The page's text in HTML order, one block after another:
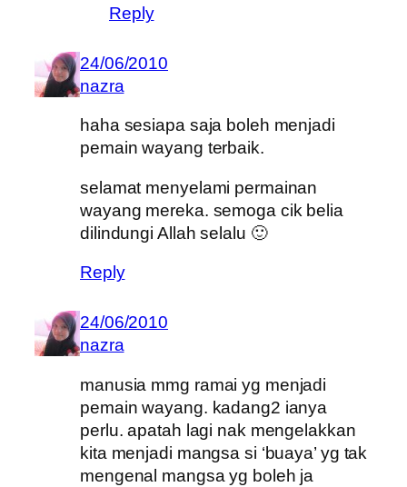
Reply
24/06/2010
nazra
haha sesiapa saja boleh menjadi
pemain wayang terbaik.
selamat menyelami permainan
wayang mereka. semoga cik belia
dilindungi Allah selalu 🙂
Reply
24/06/2010
nazra
manusia mmg ramai yg menjadi
pemain wayang. kadang2 ianya
perlu. apatah lagi nak mengelakkan
kita menjadi mangsa si ‘buaya’ yg tak
mengenal mangsa yg boleh ja